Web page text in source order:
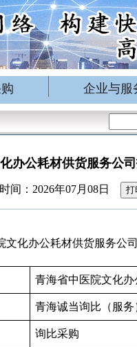
企业与服
办公耗材供货服务公
时间：2026年07月08日 打
文化办公耗材供货服务公
青海省中医院文化
青海诚当询比（服务
询比采购